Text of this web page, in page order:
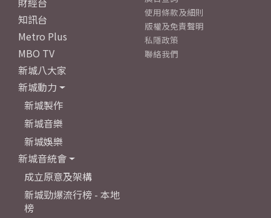
知訊台
Metro Plus
MBO TV
新城八大家
新城動力
新城製作
新城音樂
新城娛樂
新城音統會
成立原意及架構
新城勁爆流行榜 - 本地
榜
使用條款及細則
版權及免責聲明
私隱政策
聯絡我們